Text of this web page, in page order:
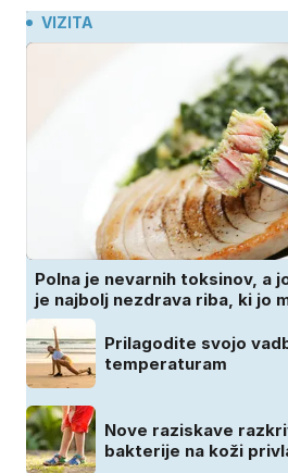
VIZITA
Polna je nevarnih toksinov, a
je najbolj nezdrava riba, ki jo
Prilagodite svojo
temperaturam
Nove raziskave
bakterije na koži